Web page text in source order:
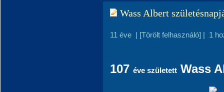
Wass Albert
11 éve | [Törölt felhasználó] | 1
107 éve született Wass